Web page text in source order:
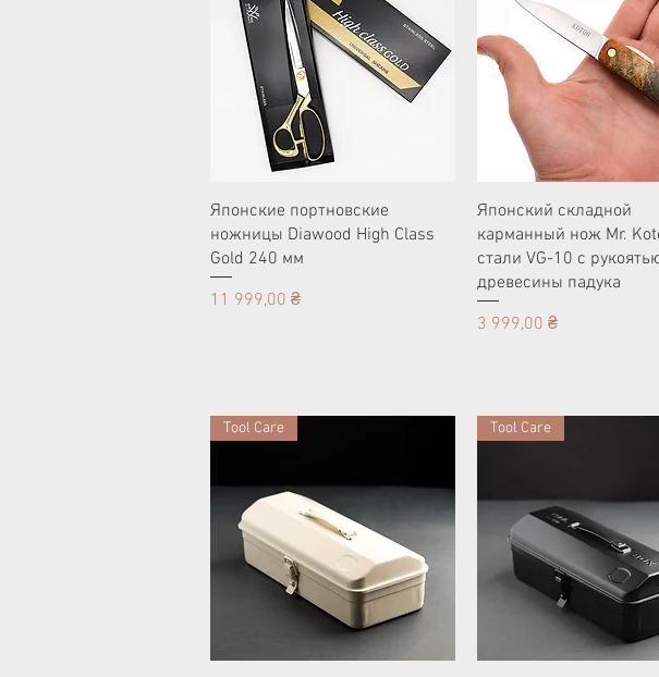
Японские портновские
ножницы Diawood High Class
Gold 240 мм
Цена
11 999,00 ₴
Японский складной
карманный нож Mr.
стали VG-10 с
древесины падука
Цена
3 999,00 ₴
Tool Care Tool Care